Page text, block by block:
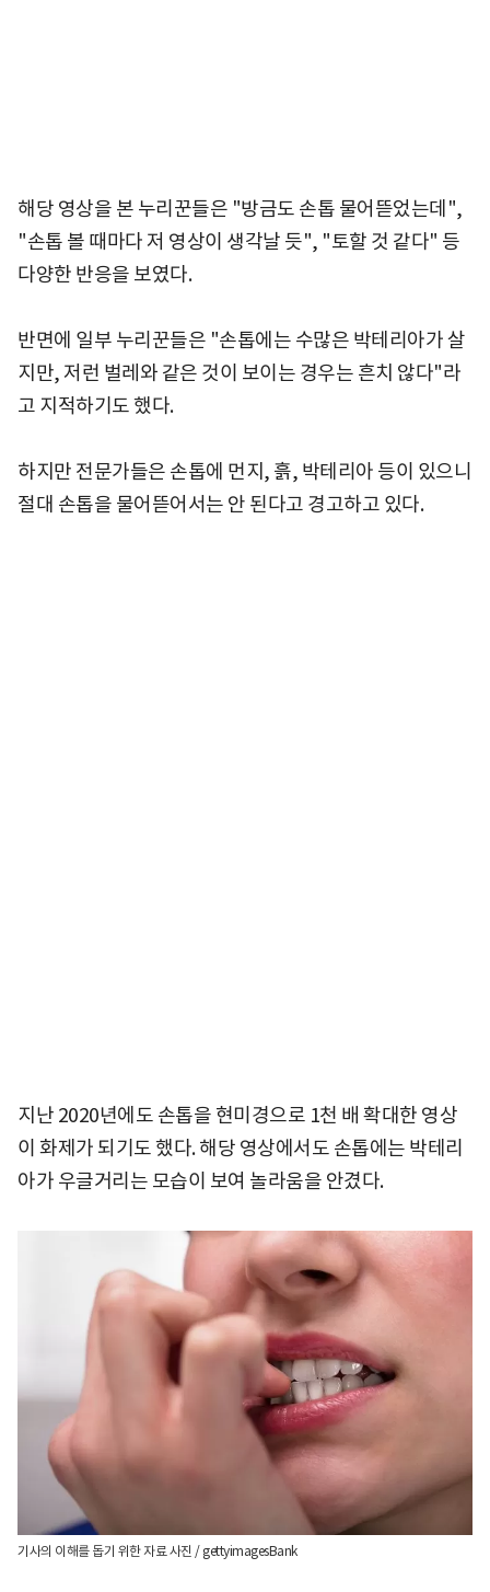
해당 영상을 본 누리꾼들은 "방금도 손톱 물어뜯었는데",
"손톱 볼 때마다 저 영상이 생각날 듯", "토할 것 같다" 등
다양한 반응을 보였다.
반면에 일부 누리꾼들은 "손톱에는 수많은 박테리아가 살
지만, 저런 벌레와 같은 것이 보이는 경우는 흔치 않다"라
고 지적하기도 했다.
하지만 전문가들은 손톱에 먼지, 흙, 박테리아 등이 있으니
절대 손톱을 물어뜯어서는 안 된다고 경고하고 있다.
지난 2020년에도 손톱을 현미경으로 1천 배 확대한 영상
이 화제가 되기도 했다. 해당 영상에서도 손톱에는 박테리
아가 우글거리는 모습이 보여 놀라움을 안겼다.
기사의 이해를 돕기 위한 자료 사진 / gettyimagesBank